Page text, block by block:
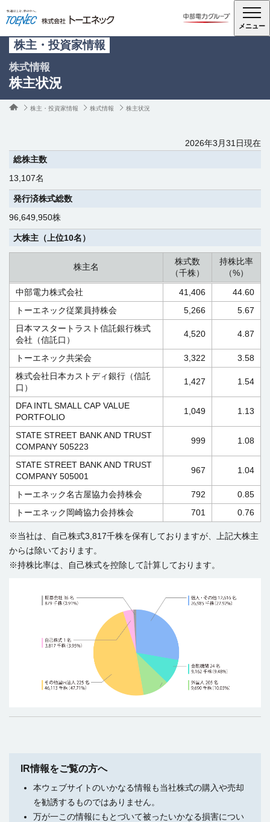
メニュー
株主・投資家情報
株式情報
株主状況
株主・投資家情報 株式情報 株主状況
2026年3月31日現在
総株主数
13,107名
発行済株式総数
96,649,950株
大株主（上位10名）
株主名
株式数
（千株）
持株比率
（%）
中部電力株式会社
41,406
44.60
トーエネック従業員持株会
5,266
5.67
日本マスタートラスト信託銀行株式
会社（信託口）
4,520 4.87
トーエネック共栄会 3,322
3.58
株式会社日本カストディ銀行（信託
口）
1,427 1.54
DFA INTL SMALL CAP VALUE
PORTFOLIO
1,049 1.13
STATE STREET BANK AND TRUST
COMPANY 505223
999 1.08
STATE STREET BANK AND TRUST
COMPANY 505001
967 1.04
トーエネック名古屋協力会持株会 792
0.85
トーエネック岡崎協力会持株会
701 0.76
※当社は、自己株式3,817千株を保有しておりますが、上記大株主
からは除いております。
※持株比率は、自己株式を控除して計算しております。
IR情報をご覧の方へ
本ウェブサイトのいかなる情報も当社株式の購入や売却
を勧誘するものではありません。
万が一この情報にもとづいて被ったいかなる損害につい